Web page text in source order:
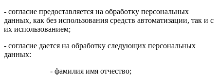
- согласие предоставляется на обработку персональных
данных, как без использования средств автоматизации, так и с
их использованием;
- согласие дается на обработку следующих персональных
данных:
- фамилия имя отчество;